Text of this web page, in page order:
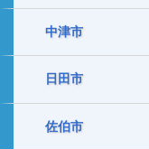
中津市
日田市
佐伯市